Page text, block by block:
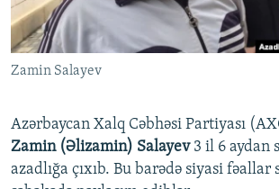
Zamin Salayev
Azərbaycan Xalq Cəbhəsi Partiyası
Zamin (Əlizamin) Salayev 3 il 6 aydan
azadlığa çıxıb. Bu barədə siyasi fəallar